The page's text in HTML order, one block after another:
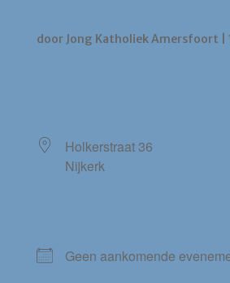
door Jong Katholiek Amersfoort
Holkerstraat 36
Nijkerk
Geen aankomende